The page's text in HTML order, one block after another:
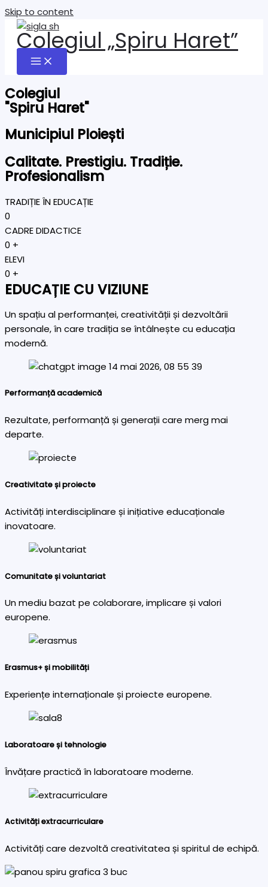
Skip to content
Colegiul „Spiru Haret”
Colegiul
"Spiru Haret"
Municipiul Ploiești
Calitate. Prestigiu. Tradiție.
Profesionalism
TRADIȚIE ÎN EDUCAȚIE
0
CADRE DIDACTICE
0 +
ELEVI
0 +
EDUCAȚIE CU VIZIUNE
Un spațiu al performanței, creativității și dezvoltării
personale, în care tradiția se întâlnește cu educația
modernă.
Performanță academică
Rezultate, performanță și generații care merg mai
departe.
Creativitate și proiecte
Activități interdisciplinare și inițiative educaționale
inovatoare.
Comunitate și voluntariat
Un mediu bazat pe colaborare, implicare și valori
europene.
Erasmus+ și mobilități
Experiențe internaționale și proiecte europene.
Laboratoare și tehnologie
Învățare practică în laboratoare moderne.
Activități extracurriculare
Activități care dezvoltă creativitatea și spiritul de echipă.